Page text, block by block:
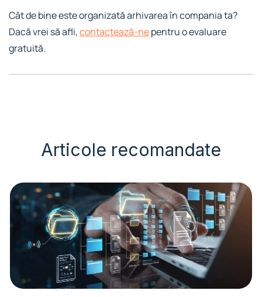
Cât de bine este organizată arhivarea în compania ta?
Dacă vrei să afli,contactează-nepentru o evaluare
gratuită.
Articole recomandate